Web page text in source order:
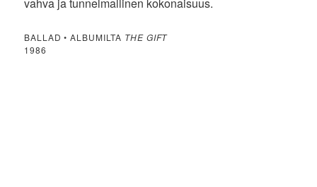
vahva ja tunnelmallinen kokonaisuus.
BALLAD • ALBUMILTA THE GIFT
1986